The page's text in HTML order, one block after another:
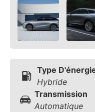
Type
Hybride
Transmission
Automatique